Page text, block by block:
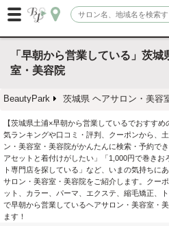
「早朝から営業している」茨
室・美容院
BeautyPark 茨城県 ヘアサロン・美容
【茨城県土浦×早朝から営業しているでおすす
気ランキングや口コミ・評判、クーポンから、
ン・美容室・美容院がかんたんに検索・予約で
アセットと着付けがしたい」「1,000円で巻きお
ト専門店を探している」など、いまの気持ちに
サロン・美容室・美容院をご紹介します。クー
ット、カラー、パーマ、エクステ、縮毛矯正、
で早朝から営業しているヘアサロン・美容室・
ます！